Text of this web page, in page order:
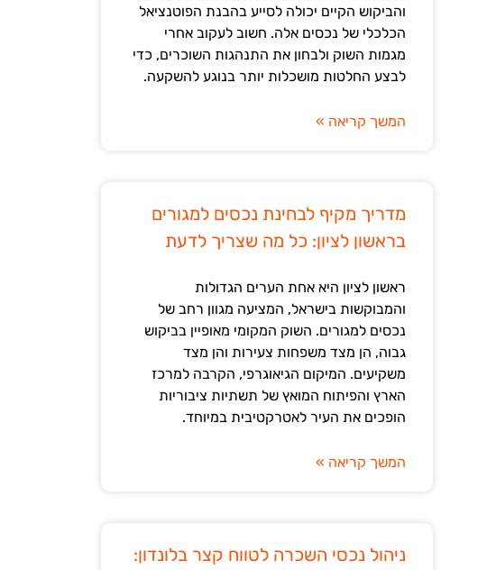
והביקוש הקיים יכולה לסייע בהבנת הפוטנציאל
הכלכלי של נכסים אלה. חשוב לעקוב אחרי
מגמות השוק ולבחון את התנהגות השוכרים, כדי
לבצע החלטות מושכלות יותר בנוגע להשקעה.
המשך קריאה »
מדריך מקיף לבחינת נכסים למגורים
בראשון לציון: כל מה שצריך לדעת
ראשון לציון היא אחת הערים הגדולות
והמבוקשות בישראל, המציעה מגוון רחב של
נכסים למגורים. השוק המקומי מאופיין בביקוש
גבוה, הן מצד משפחות צעירות והן מצד
משקיעים. המיקום הגיאוגרפי, הקרבה למרכז
הארץ והפיתוח המואץ של תשתיות ציבוריות
הופכים את העיר לאטרקטיבית במיוחד.
המשך קריאה »
ניהול נכסי השכרה לטווח קצר בלונדון: